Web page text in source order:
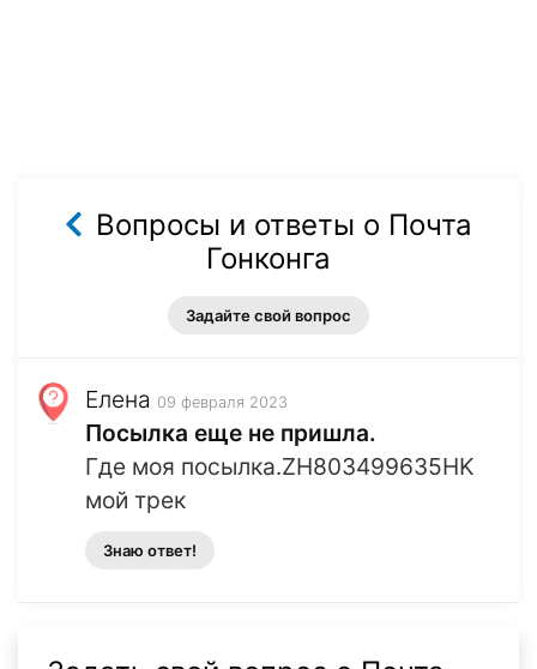
Вопросы и ответы о Почта
Гонконга
Задайте свой вопрос
Елена 09 февраля 2023
Посылка еще не пришла.
Где моя посылка.ZH803499635HK
мой трек
Знаю ответ!